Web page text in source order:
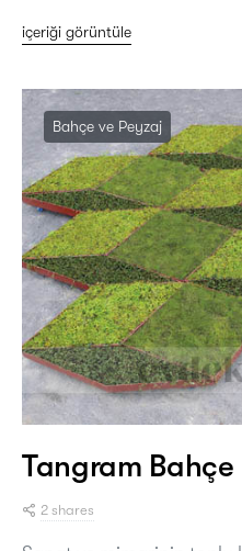
içeriği görüntüle
Bahçe ve Peyzaj
Tangram Bahçe
2 shares